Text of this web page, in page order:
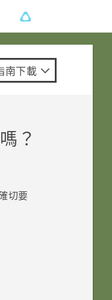
南下載
？
切要